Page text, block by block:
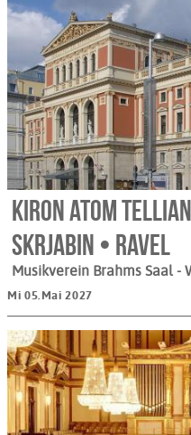
Kiron Atom
Skrjabin • Ravel
Musikverein Brahms Saal -
Mi 05.Mai 2027